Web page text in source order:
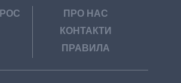
РОС
ПРО НАС
КОНТАКТИ
ПРАВИЛА